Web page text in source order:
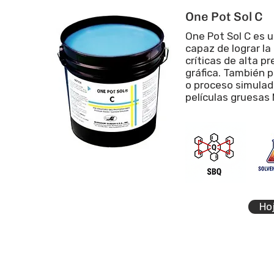
One Pot Sol C
One Pot Sol C es
capaz de lograr
críticas de alta
gráfica. También
o proceso
películas gruesas